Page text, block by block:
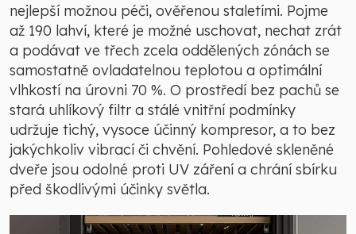
nejlepší možnou péči, ověřenou staletími. Pojme
až 190 lahví, které je možné uschovat, nechat zrát
a podávat ve třech zcela oddělených zónách se
samostatně ovladatelnou teplotou a optimální
vlhkostí na úrovni 70 %. O prostředí bez pachů se
stará uhlíkový filtr a stálé vnitřní podmínky
udržuje tichý, vysoce účinný kompresor, a to bez
jakýchkoliv vibrací či chvění. Pohledové skleněné
dveře jsou odolné proti UV záření a chrání sbírku
před škodlivými účinky světla.